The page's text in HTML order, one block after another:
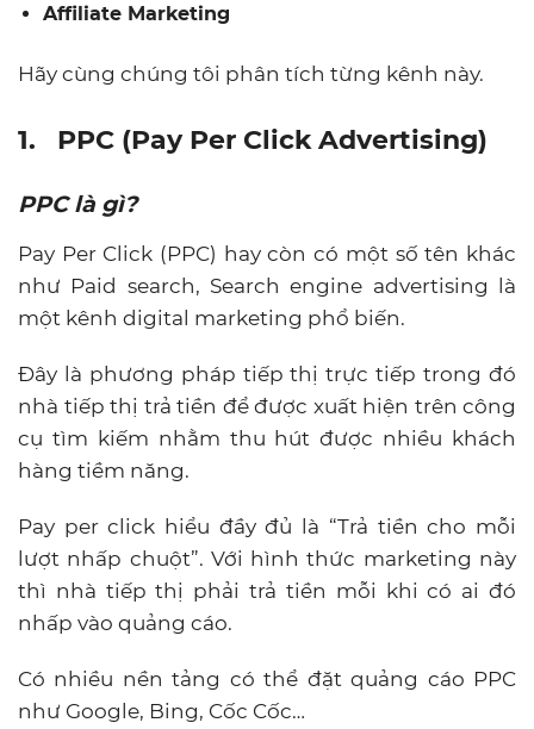
Affiliate Marketing
Hãy cùng chúng tôi phân tích từng kênh này.
1. PPC (Pay Per Click Advertising)
PPC là gì?
Pay Per Click (PPC) hay còn có một số tên khác
như Paid search, Search engine advertising là
một kênh digital marketing phổ biến.
Đây là phương pháp tiếp thị trực tiếp trong đó
nhà tiếp thị trả tiền để được xuất hiện trên công
cụ tìm kiếm nhằm thu hút được nhiều khách
hàng tiềm năng.
Pay per click hiểu đầy đủ là “Trả tiền cho mỗi
lượt nhấp chuột”. Với hình thức marketing này
thì nhà tiếp thị phải trả tiền mỗi khi có ai đó
nhấp vào quảng cáo.
Có nhiều nền tảng có thể đặt quảng cáo PPC
như Google, Bing, Cốc Cốc…